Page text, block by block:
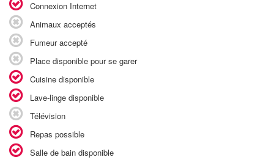
Connexion Internet
Animaux acceptés
Fumeur accepté
Place disponible pour se garer
Cuisine disponible
Lave-linge disponible
Télévision
Repas possible
Salle de bain disponible